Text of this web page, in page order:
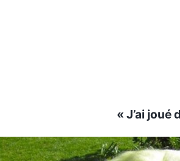
« J’ai